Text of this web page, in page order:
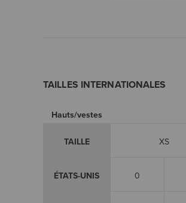
TAILLES INTERNATIONALES
Hauts/vestes
TAILLE XS
ÉTATS-UNIS 0